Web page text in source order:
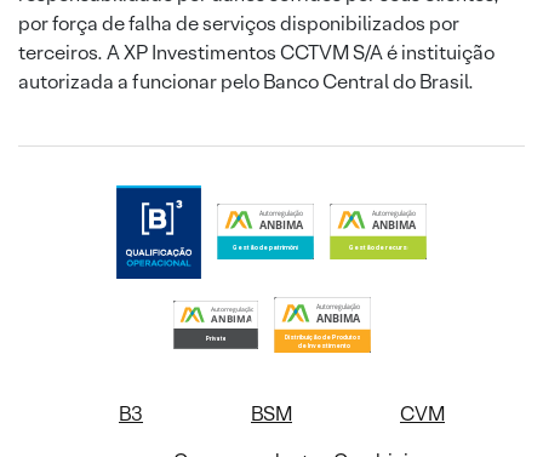
por força de falha de serviços disponibilizados por
terceiros. A XP Investimentos CCTVM S/A é instituição
autorizada a funcionar pelo Banco Central do Brasil.
B3 BSM
CVM